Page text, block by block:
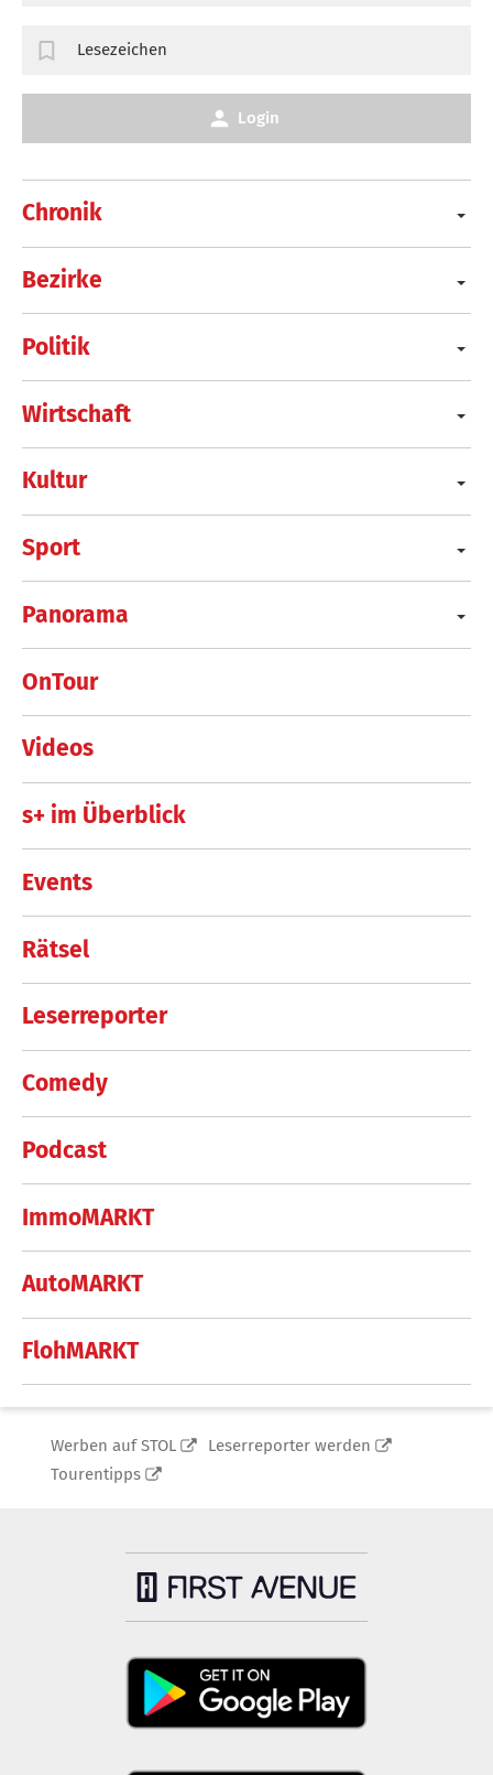
Chronik
Bezirke
Politik
Wirtschaft
Kultur
Sport
Panorama
OnTour
Videos
s+ im Überblick
Events
Rätsel
Leserreporter
Comedy
Podcast
ImmoMARKT
AutoMARKT
FlohMARKT
Lesezeichen
Login
Werben auf STOL
Leserreporter werden
Tourentipps